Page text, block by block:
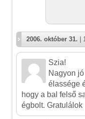
2006. október 31. |
Szia!
Nagyon
élassége
hogy a bal felső
égbolt. Gratulálok